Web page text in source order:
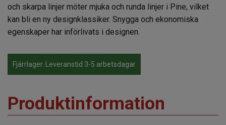
och skarpa linjer möter mjuka och runda linjer i Pine, vilket
kan bli en ny designklassiker. Snygga och ekonomiska
egenskaper har införlivats i designen.
Fjärrlager. Leveranstid 3-5 arbetsdagar
Produktinformation